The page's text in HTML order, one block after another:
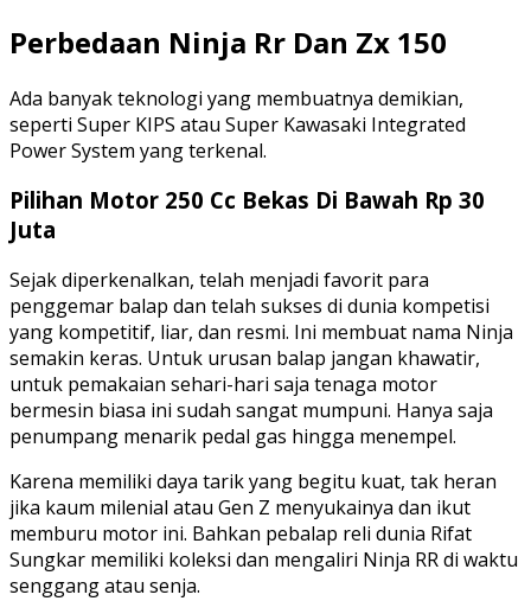
Perbedaan Ninja Rr Dan Zx 150
Ada banyak teknologi yang membuatnya demikian,
seperti Super KIPS atau Super Kawasaki Integrated
Power System yang terkenal.
Pilihan Motor 250 Cc Bekas Di Bawah Rp 30
Juta
Sejak diperkenalkan, telah menjadi favorit para
penggemar balap dan telah sukses di dunia kompetisi
yang kompetitif, liar, dan resmi. Ini membuat nama Ninja
semakin keras. Untuk urusan balap jangan khawatir,
untuk pemakaian sehari-hari saja tenaga motor
bermesin biasa ini sudah sangat mumpuni. Hanya saja
penumpang menarik pedal gas hingga menempel.
Karena memiliki daya tarik yang begitu kuat, tak heran
jika kaum milenial atau Gen Z menyukainya dan ikut
memburu motor ini. Bahkan pebalap reli dunia Rifat
Sungkar memiliki koleksi dan mengaliri Ninja RR di waktu
senggang atau senja.